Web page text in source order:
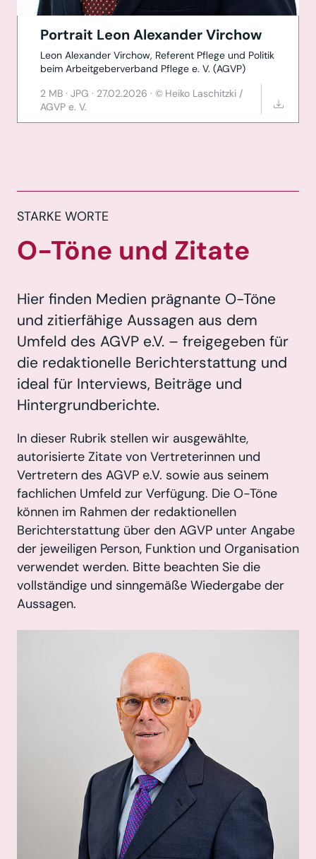
Portrait Leon Alexander Virchow
Leon Alexander Virchow, Referent Pflege und Politik
beim Arbeitgeberverband Pflege e. V. (AGVP)
2 MB · JPG · 27.02.2026 ·
Heiko Laschitzki /
AGVP e. V.
STARKE WORTE
O-Töne und Zitate
Hier finden Medien prägnante O-Töne
und zitierfähige Aussagen aus dem
Umfeld des AGVP e.V. – freigegeben für
die redaktionelle Berichterstattung und
ideal für Interviews, Beiträge und
Hintergrundberichte.
In dieser Rubrik stellen wir ausgewählte,
autorisierte Zitate von Vertreterinnen und
Vertretern des AGVP e.V. sowie aus seinem
fachlichen Umfeld zur Verfügung. Die O-Töne
können im Rahmen der redaktionellen
Berichterstattung über den AGVP unter Angabe
der jeweiligen Person, Funktion und Organisation
verwendet werden. Bitte beachten Sie die
vollständige und sinngemäße Wiedergabe der
Aussagen.